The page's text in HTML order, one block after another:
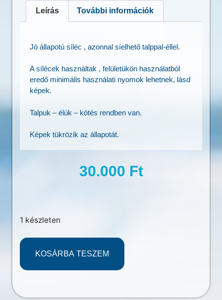
Leírás További információk
Jó állapotú síléc , azonnal síelhető talppal-éllel.
A sílécek használtak , felületükön használatból
eredő minimális használati nyomok lehetnek, lásd
képek.
Talpuk – élük – kötés rendben van.
Képek tükrözik az állapotát.
30.000 Ft
1 készleten
KOSÁRBA TESZEM